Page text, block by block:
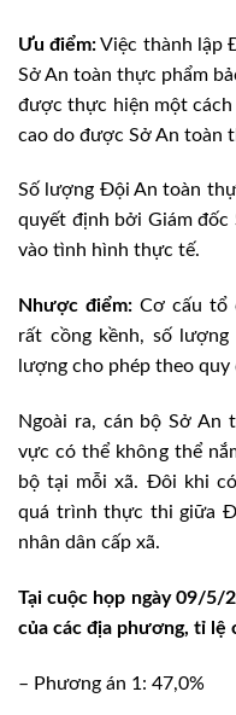
Ưu điểm:Việc thành lập
Sở An toàn thực phẩm
được thực hiện một
cao do được Sở An toàn
Số lượng Đội An toàn
quyết định bởi Giám
vào tình hình thực tế.
Nhược điểm: Cơ cấu tổ
rất cồng kềnh, số
lượng cho phép theo quy
Ngoài ra, cán bộ Sở An
vực có thể không thể
bộ tại mỗi xã. Đôi khi
quá trình thực thi giữa
nhân dân cấp xã.
Tại cuộc họp ngày 09/5/
của các địa phương, tỉ lệ
– Phương án 1: 47,0%